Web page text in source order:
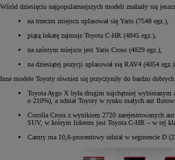
Wśród dziesięciu najpopularniejszych modeli znalazły się
na trzecim miejscu uplasował się Yaris (7548 egz.),
piątą lokatę zajmuje Toyota C-HR (4845 egz.),
na szóstym miejscu jest Yaris Cross (4829 egz.),
na dziesiątej pozycji uplasował się RAV4 (4054 egz.).
Inne modele Toyoty również się przyczyniły do bardzo
Toyota Aygo X była drugim najchętniej wybieranym
o 210%), a udział Toyoty w rynku małych aut
Corolla Cross z wynikiem 2720 zarejestrowanych aut
SUV, w którym liderem jest Toyota C-HR – w tej
Camry ma 10,6-procentowy udział w segmencie D